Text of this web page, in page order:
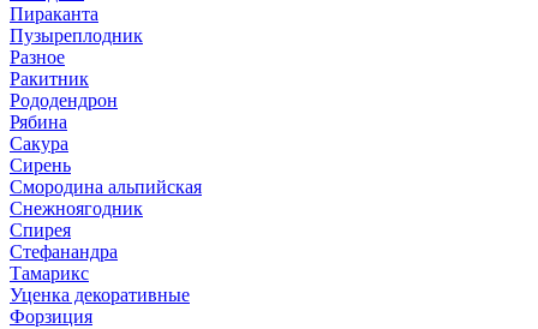
Пираканта
Пузыреплодник
Разное
Ракитник
Рододендрон
Рябина
Сакура
Сирень
Смородина альпийская
Снежноягодник
Спирея
Стефанандра
Тамарикс
Уценка декоративные
Форзиция